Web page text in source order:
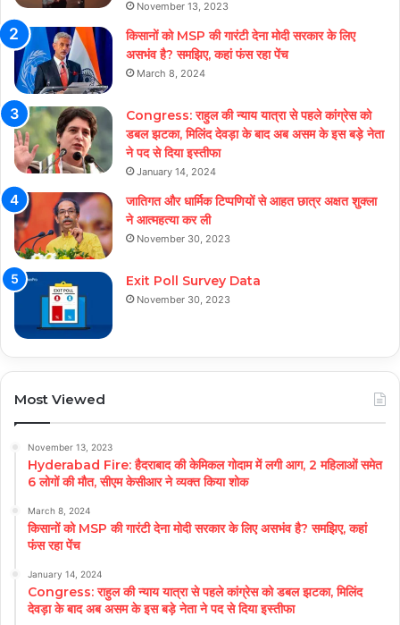
November 13, 2023
किसानों को MSP की गारंटी देना मोदी सरकार के लिए
असभंव है? समझिए, कहां फंस रहा पेंच
March 8, 2024
Congress: राहुल की न्याय यात्रा से पहले कांग्रेस को
डबल झटका, मिलिंद देवड़ा के बाद अब असम के इस बड़े नेता
ने पद से दिया इस्तीफा
January 14, 2024
जातिगत और धार्मिक टिप्पणियों से आहत छात्र अक्षत शुक्ला
ने आत्महत्या कर ली
November 30, 2023
Exit Poll Survey Data
November 30, 2023
Most Viewed
November 13, 2023
Hyderabad Fire: हैदराबाद की केमिकल गोदाम में लगी आग, 2 महिलाओं समेत
6 लोगों की मौत, सीएम केसीआर ने व्यक्त किया शोक
March 8, 2024
किसानों को MSP की गारंटी देना मोदी सरकार के लिए असभंव है? समझिए, कहां
फंस रहा पेंच
January 14, 2024
Congress: राहुल की न्याय यात्रा से पहले कांग्रेस को डबल झटका, मिलिंद
देवड़ा के बाद अब असम के इस बड़े नेता ने पद से दिया इस्तीफा